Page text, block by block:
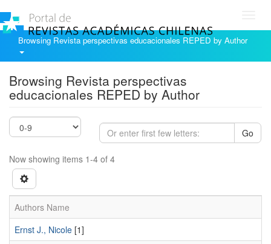
Browsing Revista perspectivas educacionales REPED by Author
Browsing Revista perspectivas
educacionales REPED by Author
Go
Now showing items 1-4 of 4
Authors Name
Ernst J., Nicole [1]